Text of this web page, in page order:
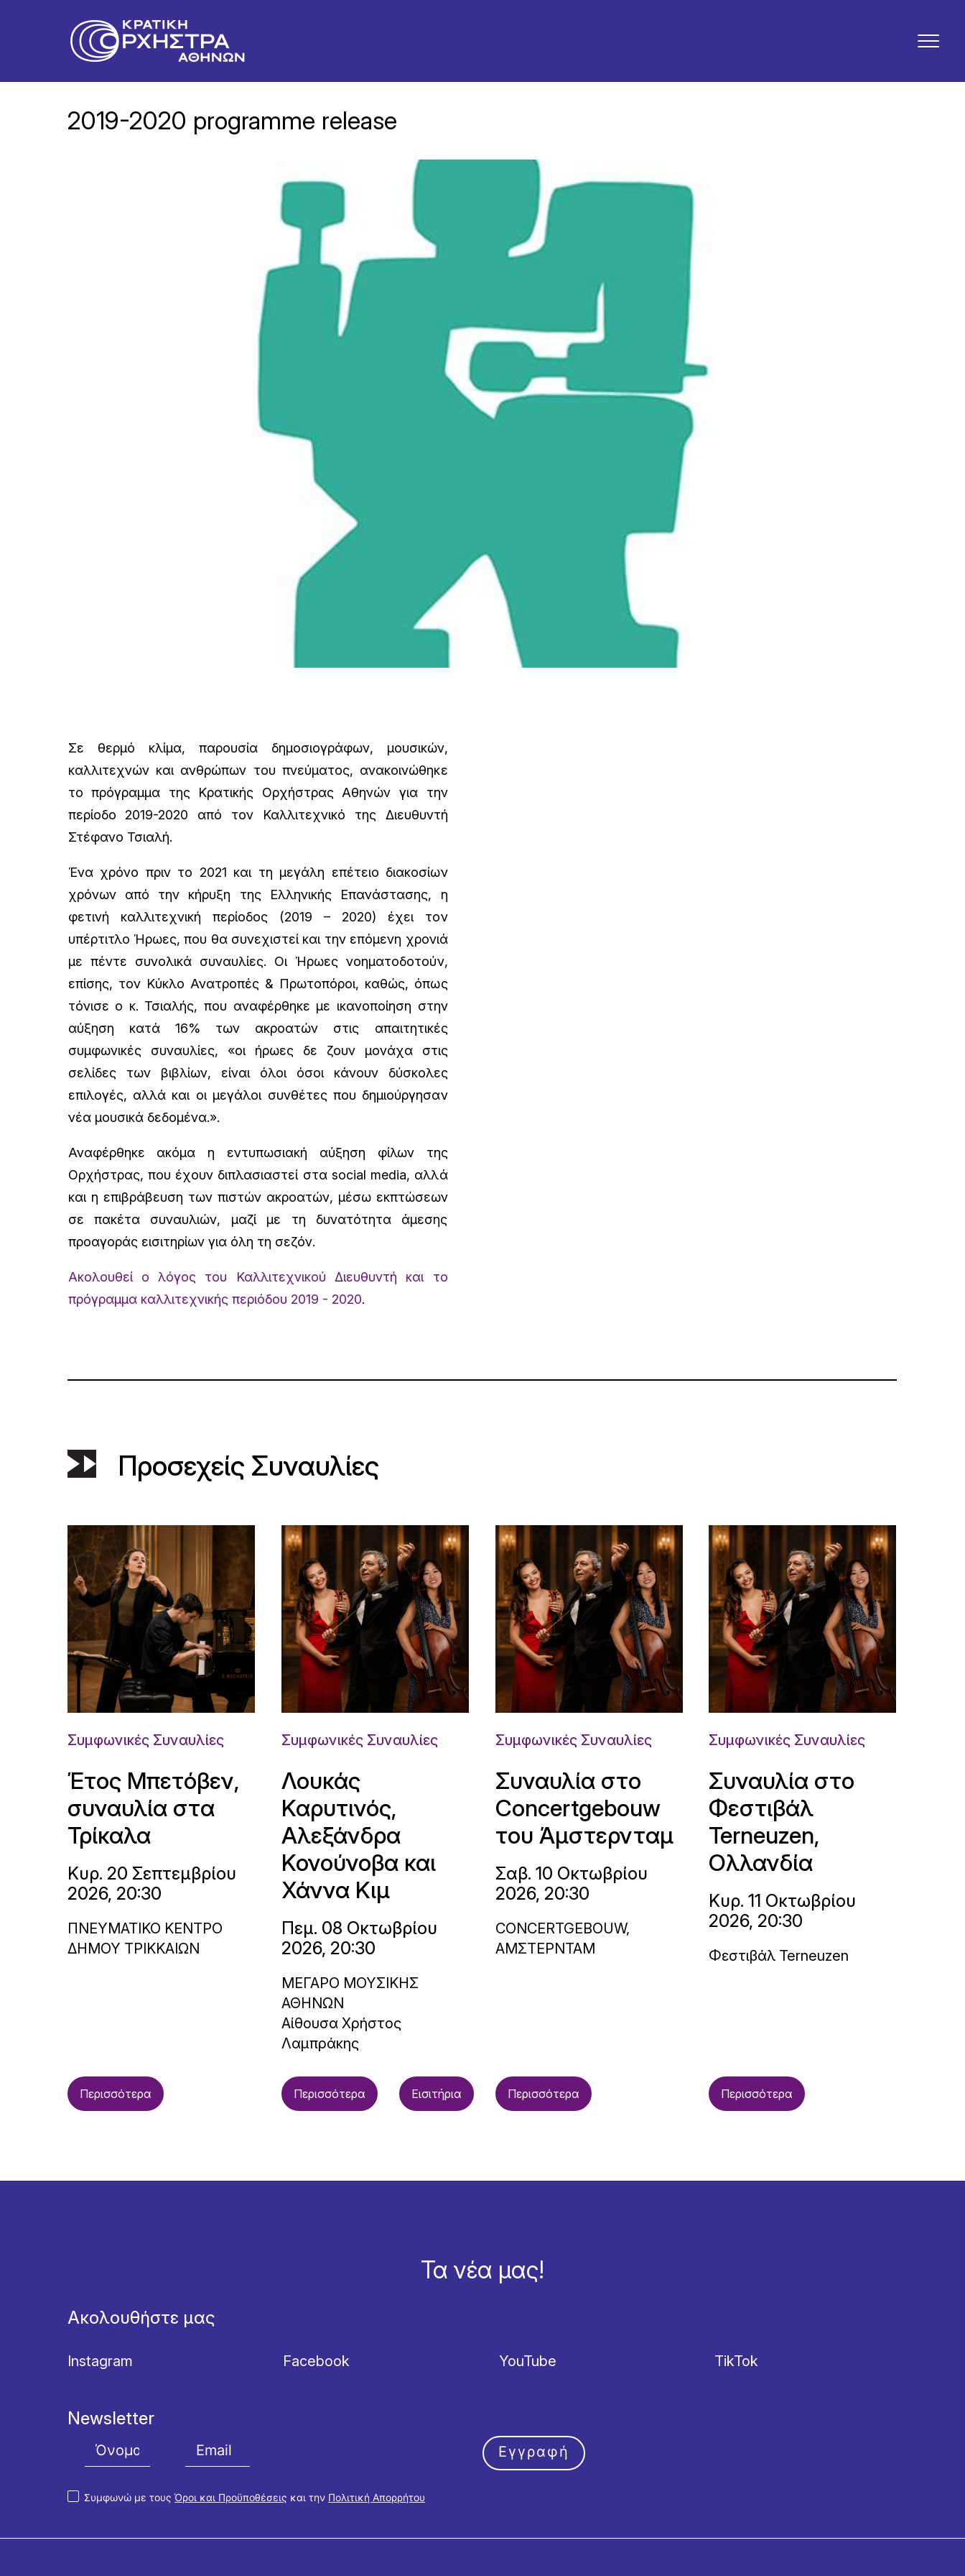
2019-2020 programme release
Σε θερμό κλίμα, παρουσία δημοσιογράφων, μουσικών,
καλλιτεχνών και ανθρώπων του πνεύματος, ανακοινώθηκε
το πρόγραμμα της Κρατικής Ορχήστρας Αθηνών για την
περίοδο 2019-2020 από τον Καλλιτεχνικό της Διευθυντή
Στέφανο Τσιαλή.
Ένα χρόνο πριν το 2021 και τη μεγάλη επέτειο διακοσίων
χρόνων από την κήρυξη της Ελληνικής Επανάστασης, η
φετινή καλλιτεχνική περίοδος (2019 – 2020) έχει τον
υπέρτιτλο Ήρωες, που θα συνεχιστεί και την επόμενη χρονιά
με πέντε συνολικά συναυλίες. Οι Ήρωες νοηματοδοτούν,
επίσης, τον Κύκλο Ανατροπές & Πρωτοπόροι, καθώς, όπως
τόνισε ο κ. Τσιαλής, που αναφέρθηκε με ικανοποίηση στην
αύξηση κατά 16% των ακροατών στις απαιτητικές
συμφωνικές συναυλίες, «οι ήρωες δε ζουν μονάχα στις
σελίδες των βιβλίων, είναι όλοι όσοι κάνουν δύσκολες
επιλογές, αλλά και οι μεγάλοι συνθέτες που δημιούργησαν
νέα μουσικά δεδομένα.».
Αναφέρθηκε ακόμα η εντυπωσιακή αύξηση φίλων της
Ορχήστρας, που έχουν διπλασιαστεί στα social media, αλλά
και η επιβράβευση των πιστών ακροατών, μέσω εκπτώσεων
σε πακέτα συναυλιών, μαζί με τη δυνατότητα άμεσης
προαγοράς εισιτηρίων για όλη τη σεζόν.
Ακολουθεί ο λόγος του Καλλιτεχνικού Διευθυντή και το
πρόγραμμα καλλιτεχνικής περιόδου 2019 - 2020.
Προσεχείς Συναυλίες
Συμφωνικές Συναυλίες
Έτος Μπετόβεν,
συναυλία στα
Τρίκαλα
Κυρ. 20 Σεπτεμβρίου
2026, 20:30
ΠΝΕΥΜΑΤΙΚΟ ΚΕΝΤΡΟ
ΔΗΜΟΥ ΤΡΙΚΚΑΙΩΝ
Περισσότερα
Συμφωνικές Συναυλίες
Λουκάς
Καρυτινός,
Αλεξάνδρα
Κονούνοβα και
Χάννα Κιμ
Πεμ. 08 Οκτωβρίου
2026, 20:30
ΜΕΓΑΡΟ ΜΟΥΣΙΚΗΣ
ΑΘΗΝΩΝ
Αίθουσα Χρήστος
Λαμπράκης
Περισσότερα Εισιτήρια
Συμφωνικές Συναυλίες
Συναυλία στο
Concertgebouw
του Άμστερνταμ
Σαβ. 10 Οκτωβρίου
2026, 20:30
CONCERTGEBOUW,
ΑΜΣΤΕΡΝΤΑΜ
Περισσότερα
Συμφωνικές Συναυλίες
Συναυλία στο
Φεστιβάλ
Terneuzen,
Ολλανδία
Κυρ. 11 Οκτωβρίου
2026, 20:30
Φεστιβάλ Terneuzen
Περισσότερα
Τα νέα μας!
Ακολουθήστε μας
Instagram Facebook YouTube TikTok
Newsletter
Συμφωνώ με τουςΌροι και Προϋποθέσεις και την Πολιτική Απορρήτου
Εγγραφή